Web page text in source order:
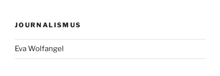
JOURNALISMUS
Eva Wolfangel